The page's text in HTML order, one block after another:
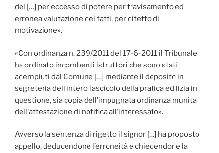
del […] per eccesso di potere per travisamento ed
erronea valutazione dei fatti, per difetto di
motivazione».
«Con ordinanza n. 239/2011 del 17-6-2011 il Tribunale
ha ordinato incombenti istruttori che sono stati
adempiuti dal Comune […] mediante il deposito in
segreteria dell’intero fascicolo della pratica edilizia in
questione, sia copia dell’impugnata ordinanza munita
dell’attestazione di notifica all’interessato».
Avverso la sentenza di rigetto il signor […] ha proposto
appello, deducendone l’erroneità e chiedendone la